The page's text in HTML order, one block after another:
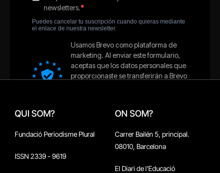
QUI SOM?
Fundació Periodisme Plural
ISSN 2339 - 9619
ON SOM?
Carrer Bailén 5, principal.
08010, Barcelona
El Diari de l'Educació